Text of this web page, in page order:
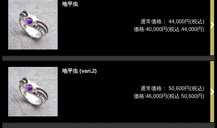
地平虫
通常価格： 44,000円(税込)
価格:40,000円(税込 44,000円)
地平虫 (vari.2)
通常価格： 50,600円(税込)
価格:46,000円(税込 50,600円)